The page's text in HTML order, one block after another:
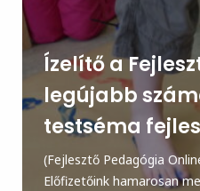
Ízelítő a
legújabb
testséma
(Fejlesztő Pedagógia
Előfizetőink hamarosan